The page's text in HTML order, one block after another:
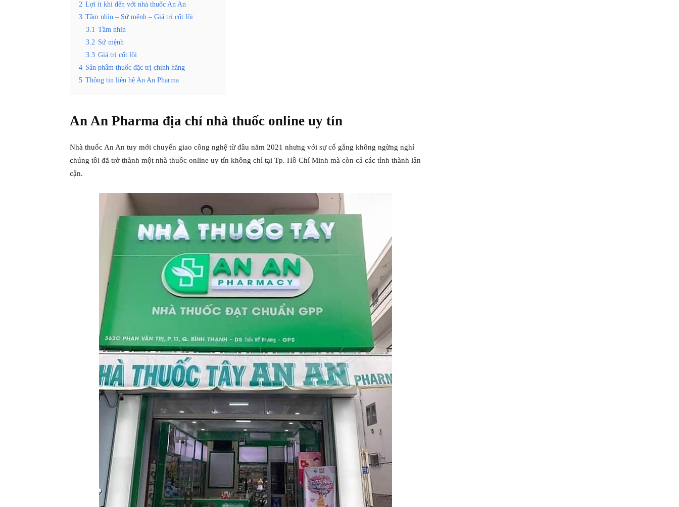
2 Lợi ít khi đến với nhà thuốc An An
3 Tầm nhìn – Sứ mệnh – Giá trị cốt lõi
3.1 Tầm nhìn
3.2 Sứ mệnh
3.3 Giá trị cốt lõi
4 Sản phẩm thuốc đặc trị chính hãng
5 Thông tin liên hệ An An Pharma
An An Pharma địa chỉ nhà thuốc online uy tín
Nhà thuốc An An tuy mới chuyển giao công nghệ từ đầu năm 2021 nhưng với sự cố gắng không ngừng nghỉ
chúng tôi đã trở thành một nhà thuốc online uy tín không chỉ tại Tp. Hồ Chí Minh mà còn cả các tỉnh thành lân
cận.